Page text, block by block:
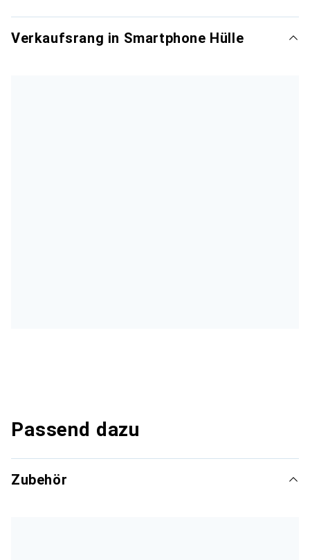
Verkaufsrang in Smartphone Hülle
Passend dazu
Zubehör